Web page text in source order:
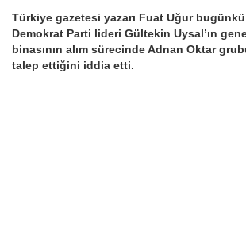
Türkiye gazetesi yazarı Fuat Uğur bugünkü
Demokrat Parti lideri Gültekin Uysal’ın
binasının alım sürecinde Adnan Oktar
talep ettiğini iddia etti.